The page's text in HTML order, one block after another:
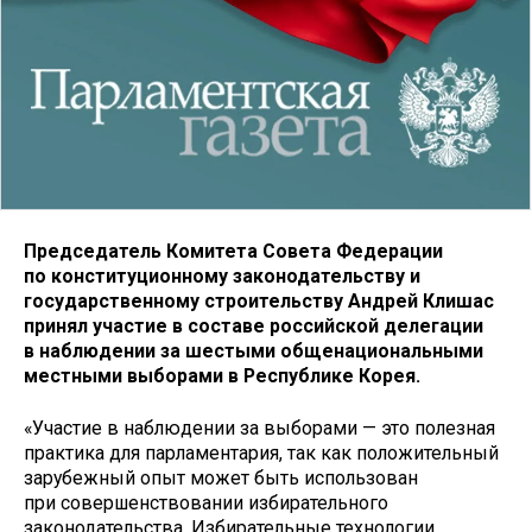
Председатель Комитета Совета Федерации
по конституционному законодательству и
государственному строительству Андрей Клишас
принял участие в составе российской делегации
в наблюдении за шестыми общенациональными
местными выборами в Республике Корея.
«Участие в наблюдении за выборами — это полезная
практика для парламентария, так как положительный
зарубежный опыт может быть использован
при совершенствовании избирательного